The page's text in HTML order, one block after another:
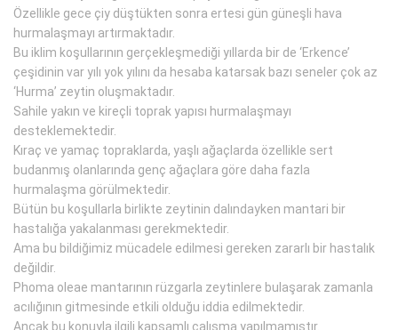
Özellikle gece çiy düştükten sonra ertesi gün güneşli hava
hurmalaşmayı artırmaktadır.
Bu iklim koşullarının gerçekleşmediği yıllarda bir de ‘Erkence’
çeşidinin var yılı yok yılını da hesaba katarsak bazı seneler çok az
‘Hurma’ zeytin oluşmaktadır.
Sahile yakın ve kireçli toprak yapısı hurmalaşmayı
desteklemektedir.
Kıraç ve yamaç topraklarda, yaşlı ağaçlarda özellikle sert
budanmış olanlarında genç ağaçlara göre daha fazla
hurmalaşma görülmektedir.
Bütün bu koşullarla birlikte zeytinin dalındayken mantari bir
hastalığa yakalanması gerekmektedir.
Ama bu bildiğimiz mücadele edilmesi gereken zararlı bir hastalık
değildir.
Phoma oleae mantarının rüzgarla zeytinlere bulaşarak zamanla
acılığının gitmesinde etkili olduğu iddia edilmektedir.
Ancak bu konuyla ilgili kapsamlı çalışma yapılmamıştır.